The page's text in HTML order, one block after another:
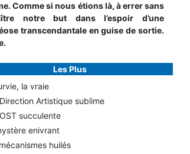
Comme si nous étions là, à errer sans
notre but dans l’espoir d’une
transcendantale en guise de sortie.
Les Plus
la vraie
Artistique sublime
succulente
enivrant
huilés